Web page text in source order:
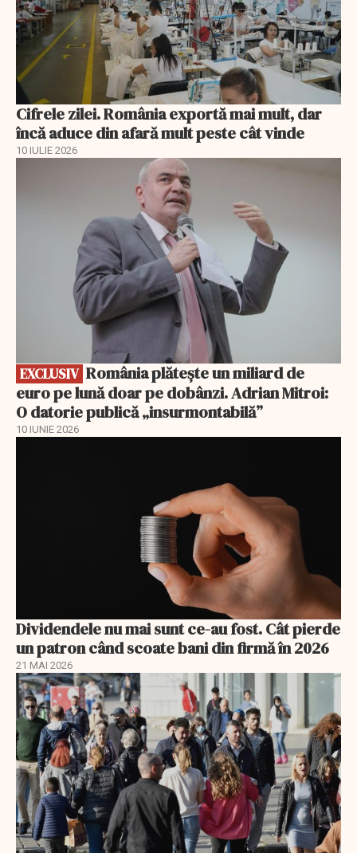
Cifrele zilei. România exportă mai mult, dar
încă aduce din afară mult peste cât vinde
10 IULIE 2026
EXCLUSIV
euro pe lună doar pe dobânzi. Adrian Mitroi:
O datorie publică „insurmontabilă”
10 IUNIE 2026
Dividendele nu mai sunt ce-au fost. Cât pierde
un patron când scoate bani din firmă în 2026
21 MAI 2026